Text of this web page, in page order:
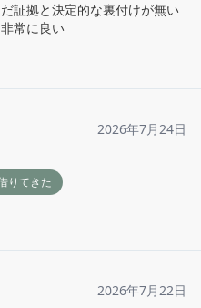
証拠と決定的な裏付けが無い
常に良い
2026年7月24日
りてきた
2026年7月22日